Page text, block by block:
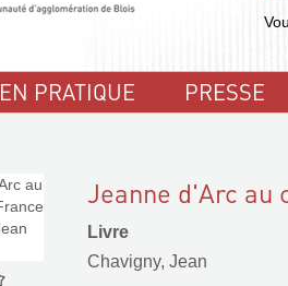
EN PRATIQUE PRESSE
Jeanne d'Arc au
Livre
Chavigny, Jean